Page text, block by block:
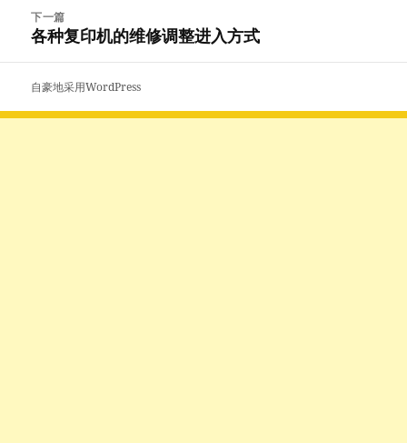
章：
下一篇
下
篇
文
各种复印机的维修调整进入方式
自豪地采用WordPress